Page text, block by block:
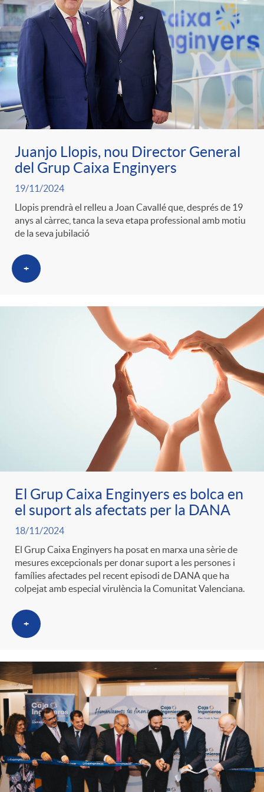
Juanjo Llopis, nou Director General
del Grup Caixa Enginyers
19/11/2024
Llopis prendrà el relleu a Joan Cavallé que, després de 19
anys al càrrec, tanca la seva etapa professional amb motiu
de la seva jubilació
+
El Grup Caixa Enginyers es bolca en
el suport als afectats per la DANA
18/11/2024
El Grup Caixa Enginyers ha posat en marxa una sèrie de
mesures excepcionals per donar suport a les persones i
famílies afectades pel recent episodi de DANA que ha
colpejat amb especial virulència la Comunitat Valenciana.
+